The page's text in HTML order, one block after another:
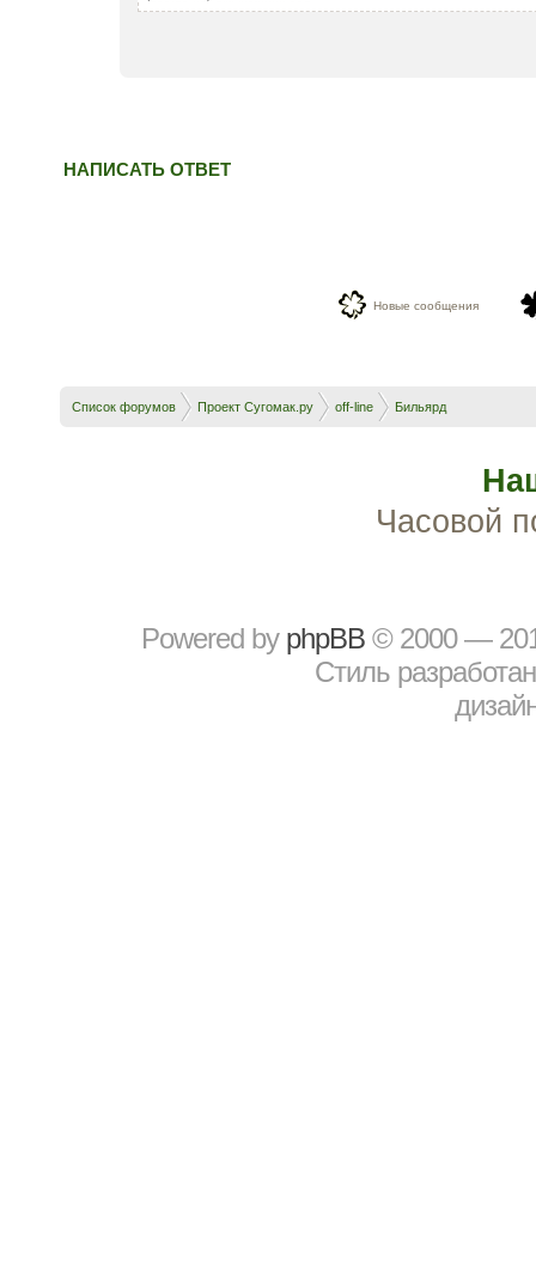
НАПИСАТЬ ОТВЕТ
Новые сообщения
Список форумов Проект Сугомак.ру off-line Бильярд
Часовой
Powered by рhрBВ © 2000 —
Стиль